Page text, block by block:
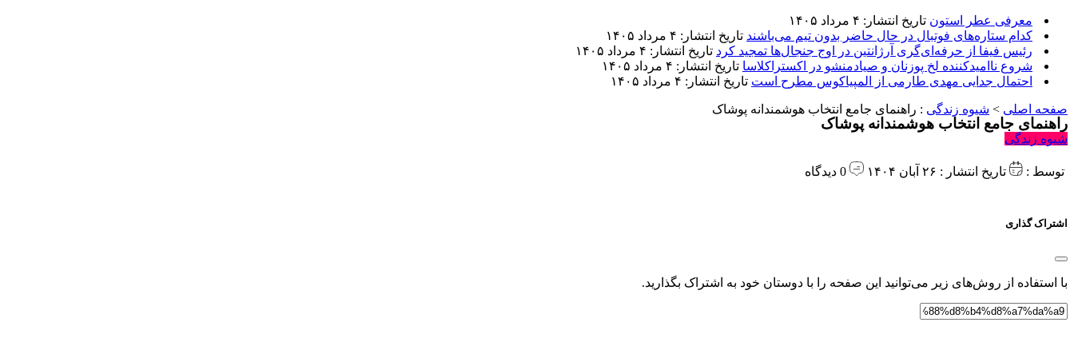
معرفی عطر استون تاریخ انتشار: ۴ مرداد ۱۴۰۵
کدام ستاره‌های فوتبال در حال حاضر بدون تیم می‌باشند تاریخ انتشار: ۴ مرداد ۱۴۰۵
رئیس فیفا از حرفه‌ای‌گری آرژانتین در اوج جنجال‌ها تمجید کرد تاریخ انتشار: ۴ مرداد ۱۴۰۵
شروع ناامیدکننده لخ پوزنان و صیادمنشو در اکستراکلاسا تاریخ انتشار: ۴ مرداد ۱۴۰۵
احتمال جدایی مهدی طارمی از المپیاکوس مطرح است تاریخ انتشار: ۴ مرداد ۱۴۰۵
صفحه اصلی > شیوه زندگی : راهنمای جامع انتخاب هوشمندانه پوشاک
راهنمای جامع انتخاب هوشمندانه پوشاک
شیوه زندگی
توسط : تاریخ انتشار : ۲۶ آبان ۱۴۰۴
اشتراک گذاری
با استفاده از روش‌های زیر می‌توانید این صفحه را با دوستان خود به اشتراک بگذارید.